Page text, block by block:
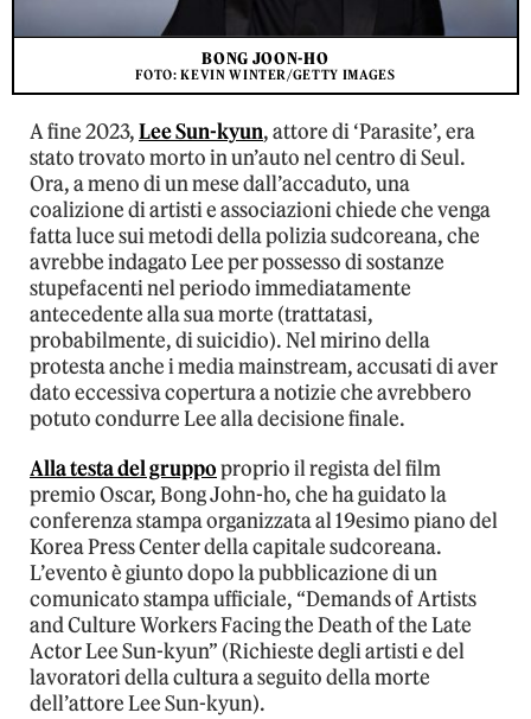
BONG JOON-HO
FOTO: KEVIN WINTER/GETTY IMAGES
A fine 2023,Lee Sun-kyun, attore di ‘Parasite’, era
stato trovato morto in un’auto nel centro di Seul.
Ora, a meno di un mese dall’accaduto, una
coalizione di artisti e associazioni chiede che venga
fatta luce sui metodi della polizia sudcoreana, che
avrebbe indagato Lee per possesso di sostanze
stupefacenti nel periodo immediatamente
antecedente alla sua morte (trattatasi,
probabilmente, di suicidio). Nel mirino della
protesta anche i media mainstream, accusati di aver
dato eccessiva copertura a notizie che avrebbero
potuto condurre Lee alla decisione finale.
Alla testa del gruppoproprio il regista del film
premio Oscar, Bong John-ho, che ha guidato la
conferenza stampa organizzata al 19esimo piano del
Korea Press Center della capitale sudcoreana.
L’evento è giunto dopo la pubblicazione di un
comunicato stampa ufficiale, “Demands of Artists
and Culture Workers Facing the Death of the Late
Actor Lee Sun-kyun” (Richieste degli artisti e del
lavoratori della cultura a seguito della morte
dell’attore Lee Sun-kyun).